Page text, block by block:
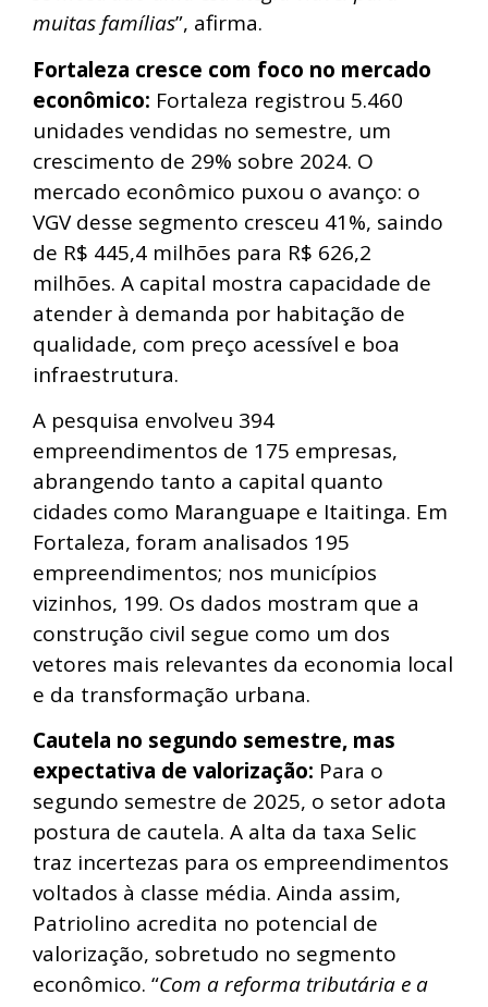
muitas famílias”, afirma.
Fortaleza cresce com foco no mercado
econômico: Fortaleza registrou 5.460
unidades vendidas no semestre, um
crescimento de 29% sobre 2024. O
mercado econômico puxou o avanço: o
VGV desse segmento cresceu 41%, saindo
de R$ 445,4 milhões para R$ 626,2
milhões. A capital mostra capacidade de
atender à demanda por habitação de
qualidade, com preço acessível e boa
infraestrutura.
A pesquisa envolveu 394
empreendimentos de 175 empresas,
abrangendo tanto a capital quanto
cidades como Maranguape e Itaitinga. Em
Fortaleza, foram analisados 195
empreendimentos; nos municípios
vizinhos, 199. Os dados mostram que a
construção civil segue como um dos
vetores mais relevantes da economia local
e da transformação urbana.
Cautela no segundo semestre, mas
expectativa de valorização: Para o
segundo semestre de 2025, o setor adota
postura de cautela. A alta da taxa Selic
traz incertezas para os empreendimentos
voltados à classe média. Ainda assim,
Patriolino acredita no potencial de
valorização, sobretudo no segmento
econômico. “Com a reforma tributária e a